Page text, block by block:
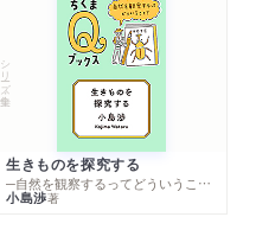
シリーズ・全集
生きものを探究する
─自然を観察するってどういうこと？
小島渉著